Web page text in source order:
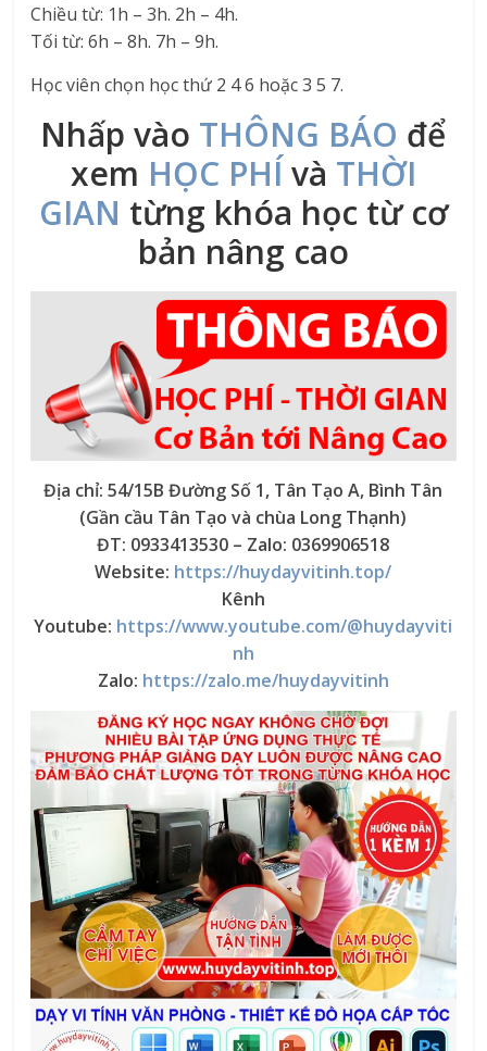
Chiều từ: 1h – 3h. 2h – 4h.
Tối từ: 6h – 8h. 7h – 9h.
Học viên chọn học thứ 2 4 6 hoặc 3 5 7.
Nhấp vào THÔNG BÁO để
xem HỌC PHÍ và THỜI
GIAN từng khóa học từ cơ
bản nâng cao
Địa chỉ: 54/15B Đường Số 1, Tân Tạo A, Bình Tân
(Gần cầu Tân Tạo và chùa Long Thạnh)
ĐT: 0933413530 – Zalo: 0369906518
Website: https://huydayvitinh.top/
Kênh
Youtube: https://www.youtube.com/@huydayviti
nh
Zalo: https://zalo.me/huydayvitinh